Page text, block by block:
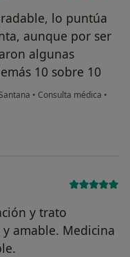
lo puntúa
aunque por ser
algunas
10 sobre 10
• Consulta médica •
y trato
amable. Medicina